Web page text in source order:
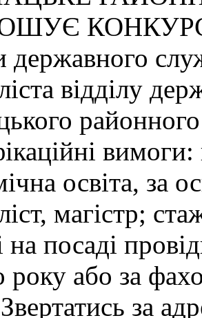
КОНКУРС
державного
відділу
освіта, за
магістр;
на посаді
року або за
за